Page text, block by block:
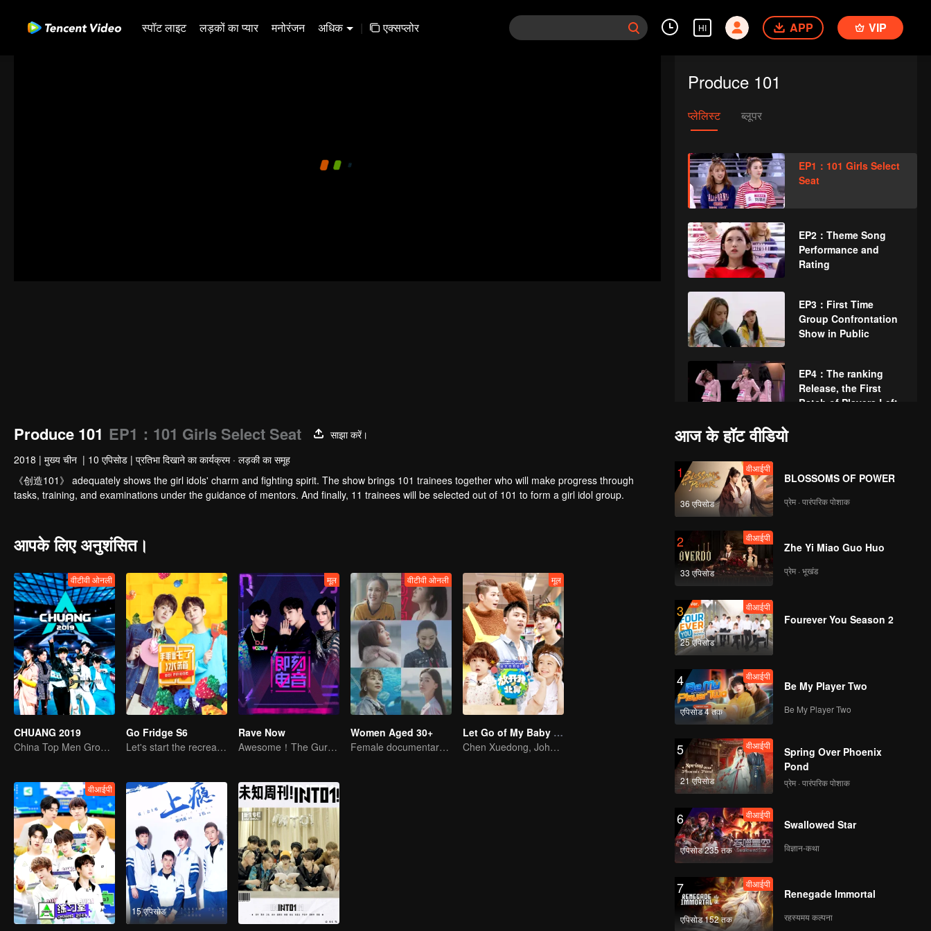
स्पॉट लाइट लड़कों का प्यार मनोरंजन अधिक | एक्सप्लोर HI APP VIP
Produce 101
प्लेलिस्ट ब्लूपर
EP1：101 Girls Select
Seat
EP2：Theme Song
Performance and
Rating
EP3：First Time
Group Confrontation
Show in Public
EP4：The ranking
Release, the First
Batch of Players Left.
Reorganize Teams
Second Public Show
Stage.
Perform in the Public.
Huang Shows Up for
the Ranking 22.
EP10：After Finals,
Finally Announced to
Be Group
Produce 101 EP1：101 Girls Select Seat
साझा करें।
2018 | मुख्य चीन | 10 एपिसोड | प्रतिभा दिखाने का कार्यक्रम · लड़की का समूह
《创造101》 adequately shows the girl idols' charm and fighting spirit. The show brings 101 trainees together who will make progress through
tasks, training, and examinations under the guidance of mentors. And finally, 11 trainees will be selected out of 101 to form a girl idol group.
आपके लिए अनुशंसित।
वीटीवी ओनली
CHUANG 2019
China Top Men Group's Competition
Go Fridge S6
Let's start the recreation of food by new cooks!
मूल
Rave Now
Awesome！The Guru of Electric sound from whole world are here
वीटीवी ओनली
Women Aged 30+
Female documentary talk show
मूल
Let Go of My Baby S3
Chen Xuedong, Johnny Huang and Jackson Wang warm Meng belt baby
वीआईपी
15 एपिसोड
आज के हॉट वीडियो
1
36 एपिसोड
वीआईपी
BLOSSOMS OF POWER
प्रेम · पारंपरिक पोशाक
2
33 एपिसोड
वीआईपी
Zhe Yi Miao Guo Huo
प्रेम · भूखंड
3
25 एपिसोड
वीआईपी
Fourever You Season 2
4
एपिसोड 4 तक
वीआईपी
Be My Player Two
Be My Player Two
5
21 एपिसोड
वीआईपी
Spring Over Phoenix
Pond
प्रेम · पारंपरिक पोशाक
6
एपिसोड 235 तक
वीआईपी
Swallowed Star
विज्ञान-कथा
7
एपिसोड 152 तक
वीआईपी
Renegade Immortal
रहस्यमय कल्पना